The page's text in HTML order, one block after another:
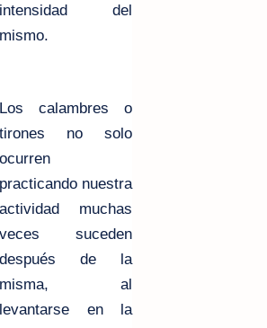
intensidad del
mismo.
Los calambres o
tirones no solo
ocurren
practicando nuestra
actividad muchas
veces suceden
después de la
misma, al
levantarse en la